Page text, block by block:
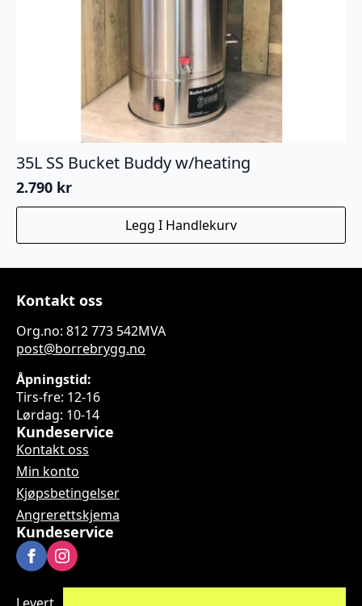
35L SS Bucket Buddy w/heating
2.790 kr
Legg I Handlekurv
Kontakt oss
Org.no: 812 773 542MVA
post@borrebrygg.no
Åpningstid:
Tirs-fre: 12-16
Lørdag: 10-14
Kundeservice
Kontakt oss
Min konto
Kjøpsbetingelser
Angrerettskjema
Kundeservice